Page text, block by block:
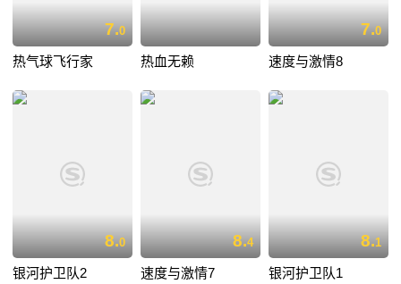
7.0
热气球飞行家 热血无赖
7.0
速度与激情8
8.0
银河护卫队2
8.4
速度与激情7
8.1
银河护卫队1